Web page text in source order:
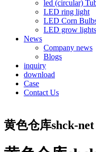
led (circular)
LED ring light
LED Corn
LED grow lights
News
Company news
Blogs
inquiry
download
Case
Contact Us
黄色仓库shck-net